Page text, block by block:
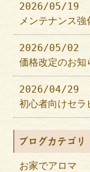
2026/05/19
メンテナンス
2026/05/02
価格改定のお知
2026/04/29
初心者向けセラ
ブログカテゴリ
お家でアロマ